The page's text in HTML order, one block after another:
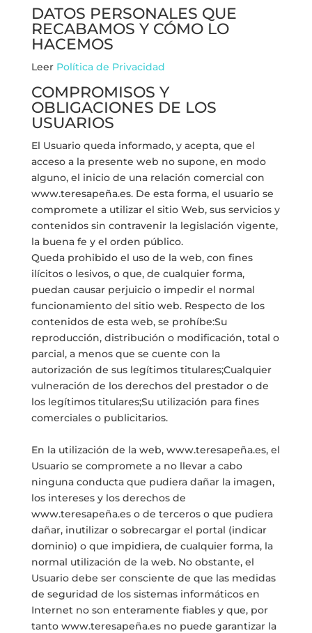
DATOS PERSONALES QUE
RECABAMOS Y CÓMO LO
HACEMOS
Leer Política de Privacidad
COMPROMISOS Y
OBLIGACIONES DE LOS
USUARIOS
El Usuario queda informado, y acepta, que el
acceso a la presente web no supone, en modo
alguno, el inicio de una relación comercial con
www.teresapeña.es. De esta forma, el usuario se
compromete a utilizar el sitio Web, sus servicios y
contenidos sin contravenir la legislación vigente,
la buena fe y el orden público.
Queda prohibido el uso de la web, con fines
ilícitos o lesivos, o que, de cualquier forma,
puedan causar perjuicio o impedir el normal
funcionamiento del sitio web. Respecto de los
contenidos de esta web, se prohíbe:Su
reproducción, distribución o modificación, total o
parcial, a menos que se cuente con la
autorización de sus legítimos titulares;Cualquier
vulneración de los derechos del prestador o de
los legítimos titulares;Su utilización para fines
comerciales o publicitarios.
En la utilización de la web, www.teresapeña.es, el
Usuario se compromete a no llevar a cabo
ninguna conducta que pudiera dañar la imagen,
los intereses y los derechos de
www.teresapeña.es o de terceros o que pudiera
dañar, inutilizar o sobrecargar el portal (indicar
dominio) o que impidiera, de cualquier forma, la
normal utilización de la web. No obstante, el
Usuario debe ser consciente de que las medidas
de seguridad de los sistemas informáticos en
Internet no son enteramente fiables y que, por
tanto www.teresapeña.es no puede garantizar la